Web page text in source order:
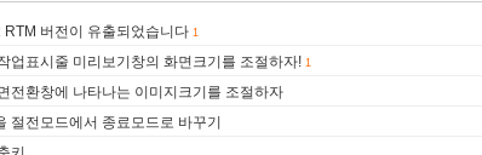
RTM 버전이 유출되었습니다 1
업표시줄 미리보기창의 화면크기를 조절하자! 1
전환창에 나타나는 이미지크기를 조절하자
절전모드에서 종료모드로 바꾸기